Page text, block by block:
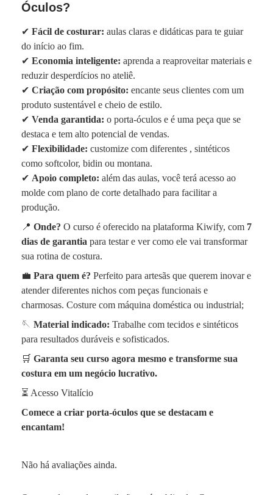
Óculos?
✔ Fácil de costurar: aulas claras e didáticas para te guiar
do início ao fim.
✔ Economia inteligente: aprenda a reaproveitar materiais e
reduzir desperdícios no ateliê.
✔ Criação com propósito: encante seus clientes com um
produto sustentável e cheio de estilo.
✔ Venda garantida: o porta-óculos e é uma peça que se
destaca e tem alto potencial de vendas.
✔ Flexibilidade: customize com diferentes , sintéticos
como softcolor, bidin ou montana.
✔ Apoio completo: além das aulas, você terá acesso ao
molde com plano de corte detalhado para facilitar a
produção.
📍 Onde? O curso é oferecido na plataforma Kiwify, com 7
dias de garantia para testar e ver como ele vai transformar
sua rotina de costura.
💼 Para quem é? Perfeito para artesãs que querem inovar e
atender diferentes nichos com peças funcionais e
charmosas. Costure com máquina doméstica ou industrial;
🪡 Material indicado: Trabalhe com tecidos e sintéticos
para resultados duráveis e sofisticados.
🛒 Garanta seu curso agora mesmo e transforme sua
costura em um negócio lucrativo.
⏳ Acesso Vitalício
Comece a criar porta-óculos que se destacam e
encantam!
Não há avaliações ainda.